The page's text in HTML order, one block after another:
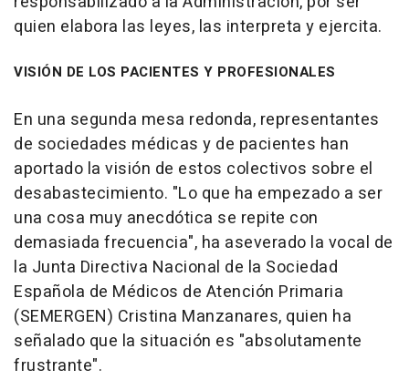
quien elabora las leyes, las interpreta y ejercita.
VISIÓN DE LOS PACIENTES Y PROFESIONALES
En una segunda mesa redonda, representantes
de sociedades médicas y de pacientes han
aportado la visión de estos colectivos sobre el
desabastecimiento. "Lo que ha empezado a ser
una cosa muy anecdótica se repite con
demasiada frecuencia", ha aseverado la vocal de
la Junta Directiva Nacional de la Sociedad
Española de Médicos de Atención Primaria
(SEMERGEN) Cristina Manzanares, quien ha
señalado que la situación es "absolutamente
frustrante".